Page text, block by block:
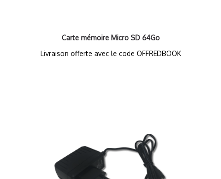
Carte mémoire Micro SD 64Go
Livraison offerte avec le code OFFREDBOOK